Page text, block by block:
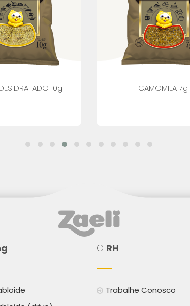
10g CAMOMILA 7g
O RH
Trabalhe Conosco